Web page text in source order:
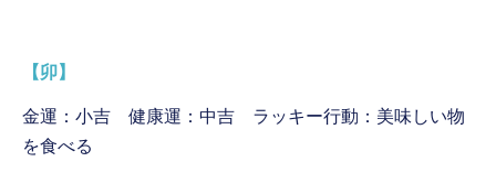
【卯】
金運：小吉 健康運：中吉 ラッキー行動：美味しい物
を食べる